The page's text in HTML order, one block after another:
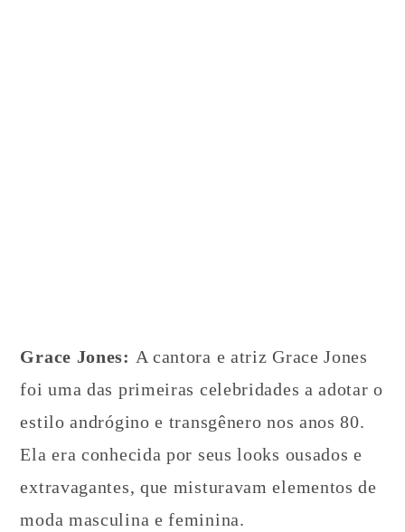
Grace Jones: A cantora e atriz Grace Jones
foi uma das primeiras celebridades a adotar o
estilo andrógino e transgênero nos anos 80.
Ela era conhecida por seus looks ousados e
extravagantes, que misturavam elementos de
moda masculina e feminina.